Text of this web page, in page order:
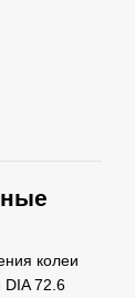
колеи
DIA 72.6